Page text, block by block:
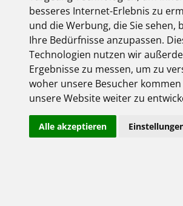
besseres Internet-Erlebnis zu
und die Werbung, die Sie sehen,
Ihre Bedürfnisse anzupassen.
Technologien nutzen wir
Ergebnisse zu messen, um zu
woher unsere Besucher
unsere Website weiter zu
Alle akzeptieren
Elektro Seiwert GmbH
Niederlassung Saarbrücken
Str. des 13. Januar, 32
66121 Saarbrücken
Tel.: 0681 99697-0
Fax: 0681 99697-10
E-Mail: